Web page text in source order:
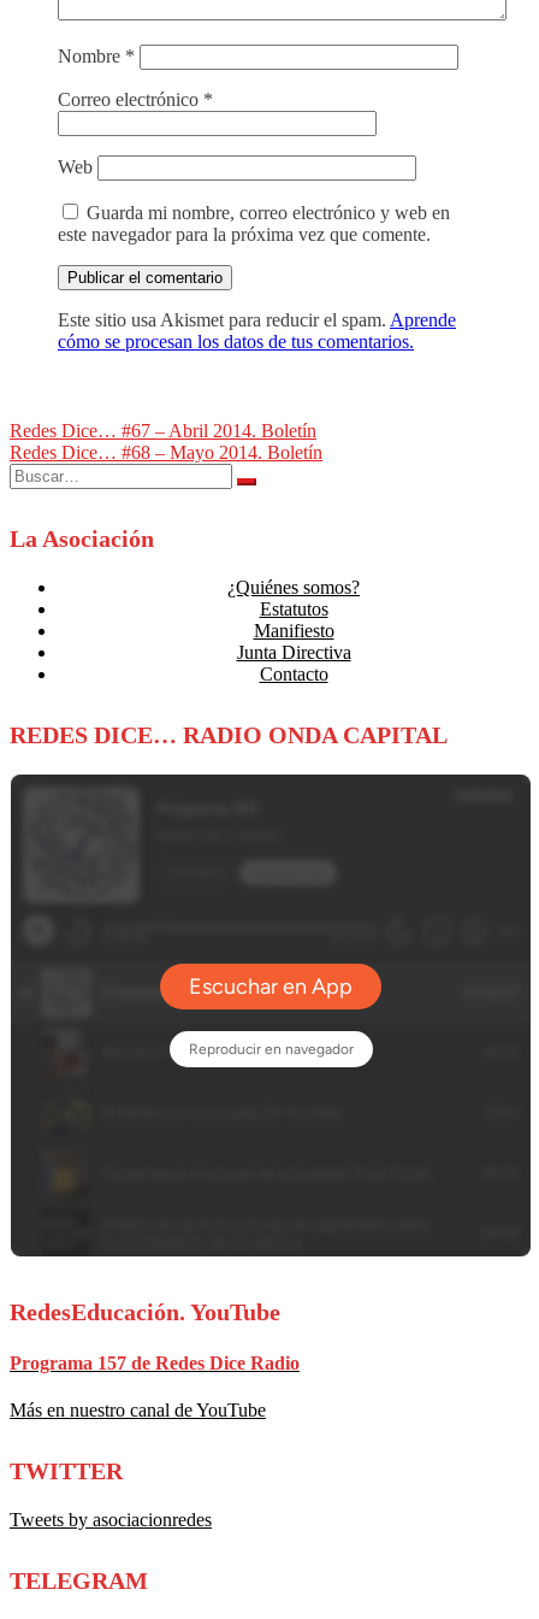
Nombre *
Correo electrónico *
Web
Guarda mi nombre, correo electrónico y web en
este navegador para la próxima vez que comente.
Este sitio usa Akismet para reducir el spam. Aprende
cómo se procesan los datos de tus comentarios.
Navegación
de
Redes Dice… #67 – Abril 2014. Boletín
Redes Dice… #68 – Mayo 2014. Boletín
Buscar:
La Asociación
¿Quiénes somos?
Estatutos
Manifiesto
Junta Directiva
Contacto
REDES DICE… RADIO ONDA CAPITAL
RedesEducación. YouTube
Programa 157 de Redes Dice Radio
Más en nuestro canal de YouTube
TWITTER
Tweets by asociacionredes
TELEGRAM